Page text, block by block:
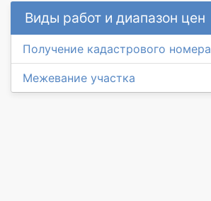
Виды работ и диапазон цен
Получение кадастрового номера
Межевание участка